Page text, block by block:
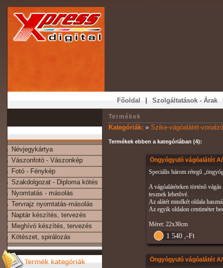
Főoldal | Szolgáltatások - Árak
Névjegykártya
Vászonfotó - Vászonkép
Fotó - Fénykép
Szakdolgozat - Diploma kötés
Nyomtatás - másolás
Tervrajz nyomtatás-másolás
Naptár készítés, tervezés
Meghívó készítés, tervezés
Kötészet, spirálozás
Termékek
Kategóriák: » Szike-vágóalátét-vonalzó
Termékek ebben a
Öngyógyuló vágóalátét
Speciális három rétegû
A vágóalátéteken történõ
tesznek lehetõvé.
Az alátét mindkét oldala
Az egyik oldalon centiméter
Méret: 22x30cm
1 540 ,-Ft
Öngyógyuló vágóalátét